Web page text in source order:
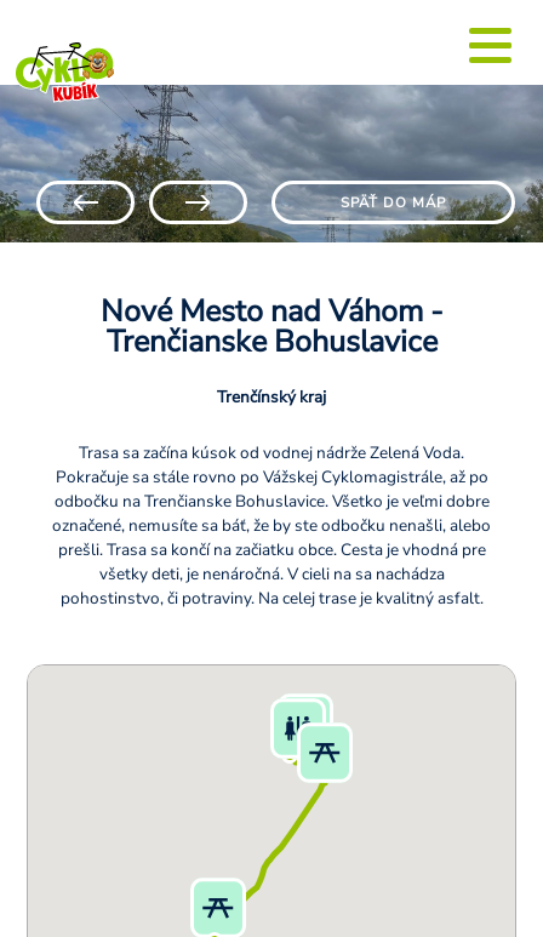
SPÄŤ DO MÁP
Nové Mesto nad Váhom -
Trenčianske Bohuslavice
Trenčínský kraj
Trasa sa začína kúsok od vodnej nádrže Zelená Voda.
Pokračuje sa stále rovno po Vážskej Cyklomagistrále, až po
odbočku na Trenčianske Bohuslavice. Všetko je veľmi dobre
označené, nemusíte sa báť, že by ste odbočku nenašli, alebo
prešli. Trasa sa končí na začiatku obce. Cesta je vhodná pre
všetky deti, je nenáročná. V cieli na sa nachádza
pohostinstvo, či potraviny. Na celej trase je kvalitný asfalt.